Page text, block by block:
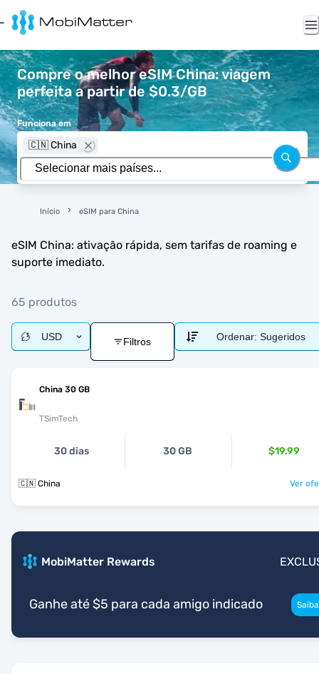
Compre o melhor eSIM China: viagem
perfeita a partir de $0.3/GB
Funciona em
🇨🇳 China
Início eSIM para China
eSIM China: ativação rápida, sem tarifas de roaming e
suporte imediato.
65 produtos
USD Filtros Ordenar: Sugeridos
China 30 GB
TSimTech
30 dias 30 GB $19.99
🇨🇳 China Ver
MobiMatter Rewards
Ganhe até $5 para cada amigo indicado